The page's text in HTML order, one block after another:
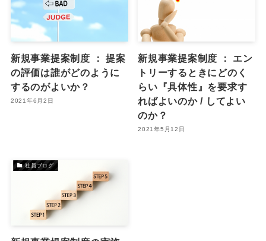
新規事業提案制度 ： 提案
の評価は誰がどのように
するのがよいか？
2021年6月2日
新規事業提案制度 ： エン
トリーするときにどのく
らい『具体性』を要求す
ればよいのか / してよい
のか？
2021年5月12日
社員ブログ